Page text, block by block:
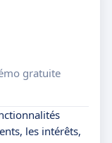
gratuite
les intérêts,